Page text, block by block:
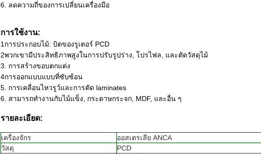
6. ลดความถี่ของการเปลี่ยนเครื่องมือ
การใช้งาน:
1การประกอบไม้: บิตของรูเตอร์ PCD
2พวกเขามีประสิทธิภาพสูงในการปรับรูปร่าง, โปรไฟล, และตัดวัสดุไม้
3. การสร้างขอบตกแต่ง
4การออกแบบแบบที่ซับซ้อน
5. การเคลื่อนไหวรูว์และการตัด laminates
6. สามารถทํางานกับไม้แข็ง, กระดาษกระจก, MDF, และอื่น ๆ
รายละเอียด:
เครื่องจักร
ออสเตรเลีย ANCA
วัสดุ
PCD